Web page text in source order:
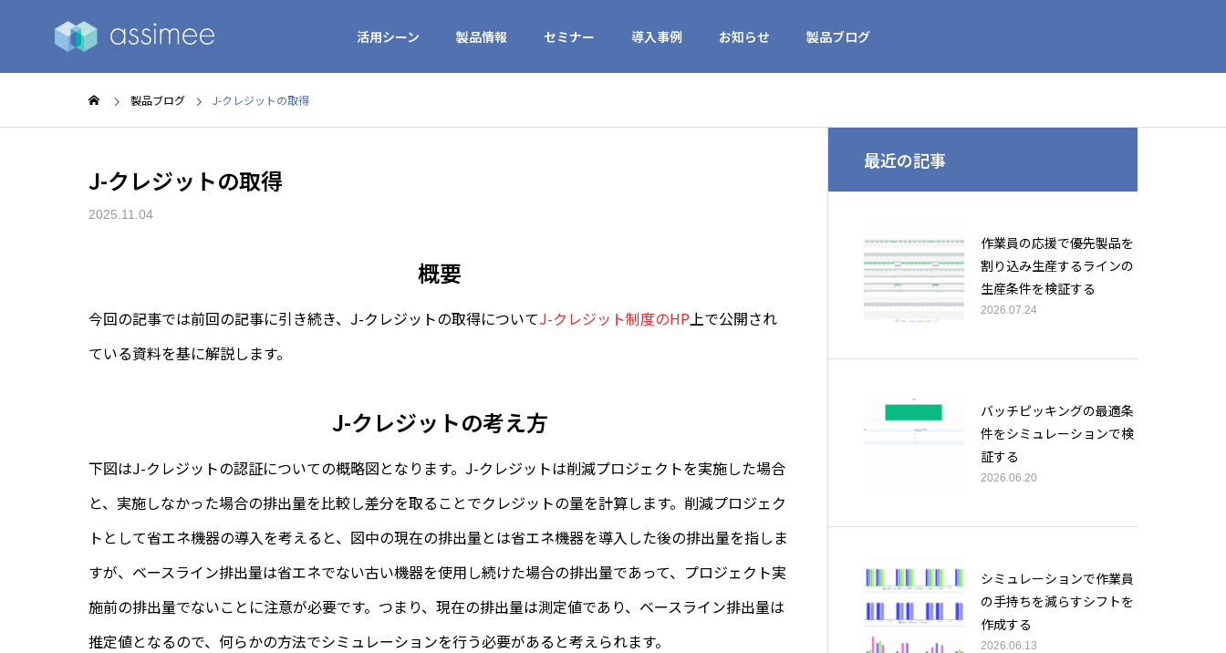
活用シーン 製品情報 セミナー 導入事例 お知らせ 製品ブログ
製品ブログ J-クレジットの取得
J-クレジットの取得
2025.11.04
概要
今回の記事では前回の記事に引き続き、J-クレジットの取得についてJ-クレジット制度のHP上で公開され
ている資料を基に解説します。
J-クレジットの考え方
下図はJ-クレジットの認証についての概略図となります。J-クレジットは削減プロジェクトを実施した場合
と、実施しなかった場合の排出量を比較し差分を取ることでクレジットの量を計算します。削減プロジェク
トとして省エネ機器の導入を考えると、図中の現在の排出量とは省エネ機器を導入した後の排出量を指しま
すが、ベースライン排出量は省エネでない古い機器を使用し続けた場合の排出量であって、プロジェクト実
施前の排出量でないことに注意が必要です。つまり、現在の排出量は測定値であり、ベースライン排出量は
推定値となるので、何らかの方法でシミュレーションを行う必要があると考えられます。
最近の記事
作業員の応援で優先製品を
割り込み生産するラインの
生産条件を検証する
2026.07.24
バッチピッキングの最適条
件をシミュレーションで検
証する
2026.06.20
シミュレーションで作業員
の手持ちを減らすシフトを
作成する
2026.06.13